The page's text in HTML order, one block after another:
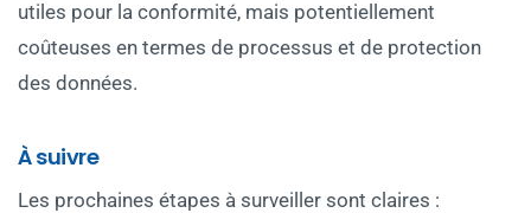
utiles pour la conformité, mais potentiellement
coûteuses en termes de processus et de protection
des données.
À suivre
Les prochaines étapes à surveiller sont claires :